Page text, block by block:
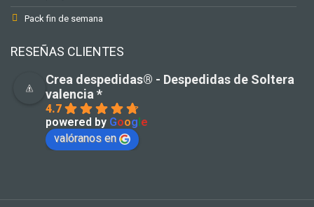
Pack fin de semana
RESEÑAS CLIENTES
Crea despedidas®️ - Despedidas de Soltera
valencia *
4.7
powered by Google
valóranos en